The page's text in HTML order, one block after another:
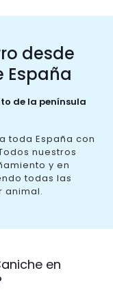
desde
España
de la península
toda España con
nuestros
y en
todas las
animal.
en